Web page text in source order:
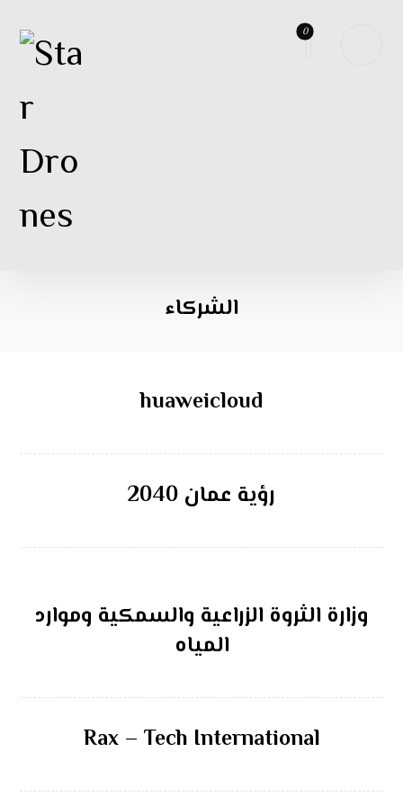
الشركاء
huaweicloud
رؤية عمان 2040
وزارة الثروة الزراعية والسمكية وموارد
المياه
Rax – Tech International